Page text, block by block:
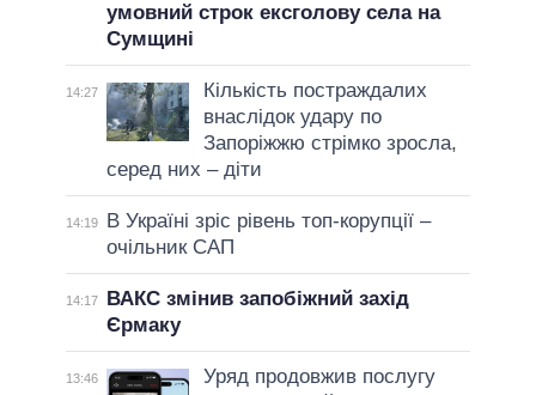
умовний строк ексголову села на
Сумщині
14:27
Кількість постраждалих
внаслідок удару по
Запоріжжю стрімко зросла,
серед них – діти
14:19
В Україні зріс рівень топ-корупції –
очільник САП
14:17
ВАКС змінив запобіжний захід
Єрмаку
13:46
Уряд продовжив послугу